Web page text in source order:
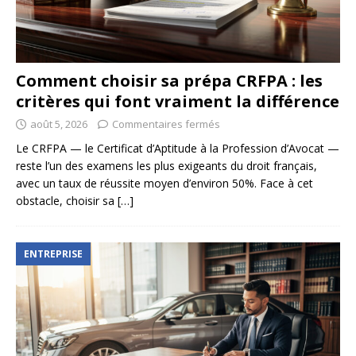
Comment choisir sa prépa CRFPA : les
critères qui font vraiment la différence
août 5, 2026 Commentaires fermés
Le CRFPA — le Certificat d’Aptitude à la Profession d’Avocat —
reste l’un des examens les plus exigeants du droit français,
avec un taux de réussite moyen d’environ 50%. Face à cet
obstacle, choisir sa […]
ENTREPRISE